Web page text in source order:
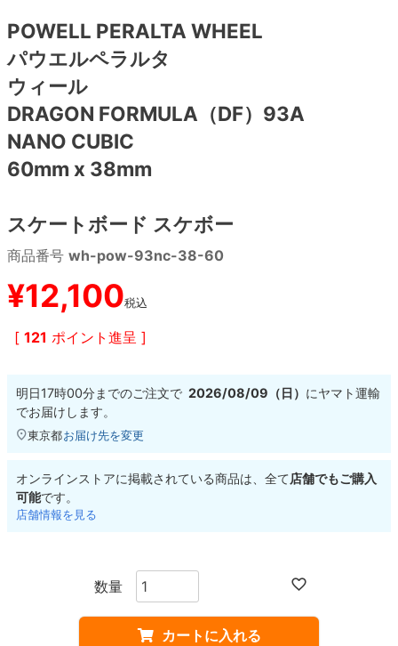
POWELL PERALTA WHEEL
パウエルペラルタ
ウィール
DRAGON FORMULA（DF）93A
NANO CUBIC
60mm x 38mm
スケートボード スケボー
商品番号 wh-pow-93nc-38-60
¥12,100税込
[ 121 ポイント進呈 ]
明日17時00分までのご注文で 2026/08/09（日） にヤマト運輸
でお届けします。
東京都お届け先を変更
オンラインストアに掲載されている商品は、全て店舗でもご購入
可能です。
店舗情報を見る
カートに入れる
8.5inch
8.6inch
8.7inch
8.8inch
9.0inch以上
シェイプデッキ
高性能デッキ
8.6inch
8.7inch
8.8inch
8.9inch
65mm
70mm
72mm
75mm
メディア（雑誌・DVD・CD）
28cm
28.5cm
29cm
29.5cm
アンダーウエア
サイズの測り方